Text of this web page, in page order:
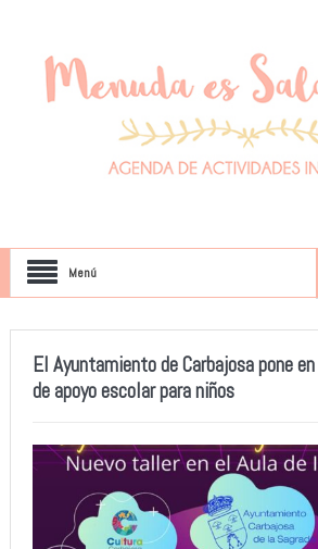
Menú
El Ayuntamiento de Carbajosa pone
de apoyo escolar para niños